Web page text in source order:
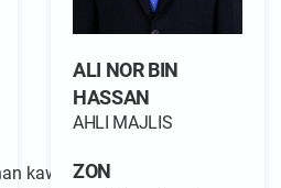
kawasan Pekan Gerik, UPRA 1
ALI NOR BIN
HASSAN
AHLI MAJLIS
ZON